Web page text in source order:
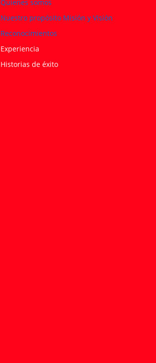
Quienes somos
Nuestro propósito Misión y Visión
Reconocimientos
Experiencia
Historias de éxito